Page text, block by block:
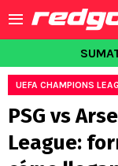
UEFA CHAMPIONS
PSG vs
League: